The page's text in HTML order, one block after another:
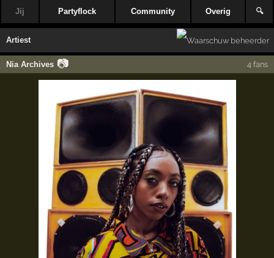
Jij Partyflock Community Overig 🔍
Artiest
Nia Archives 📷 4 fans